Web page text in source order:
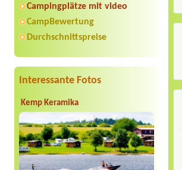
Campingplätze mit video
CampBewertung
Durchschnittspreise
Interessante Fotos
Kemp Keramika